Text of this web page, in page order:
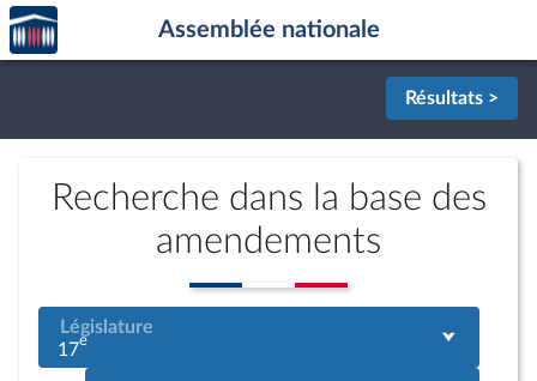
Aller au contenu
Aller en bas de la page
Accèder
à la
page
Assemblée nationale
Résultats >
Recherche dans la base des
amendements
Législature
17e